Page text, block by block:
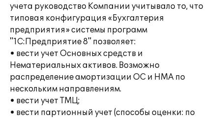
учета руководство Компании учитывало то, что
типовая конфигурация «Бухгалтерия
предприятия» системы программ
"1С:Предприятие 8" позволяет:
• вести учет Основных средств и
Нематериальных активов. Возможно
распределение амортизации ОС и НМА по
нескольким направлениям.
• вести учет ТМЦ;
• вести партионный учет (способы оценки: по